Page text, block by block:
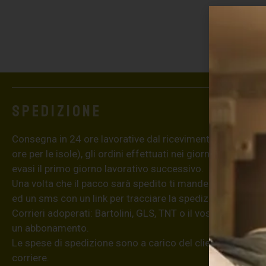
Spedizione
Consegna in 24 ore lavorative dal ricevimento dell’ordine
ore per le isole), gli ordini effettuati nei giorni festivi
evasi il primo giorno lavorativo successivo.
Una volta che il pacco sarà spedito ti manderemo una
ed un sms con un link per tracciare la spedizione
Corrieri adoperati: Bartolini, GLS, TNT o il vostro se
un abbonamento.
Le spese di spedizione sono a carico del cliente; la
corriere.